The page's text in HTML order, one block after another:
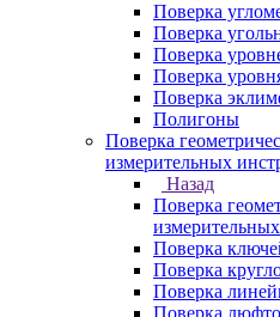
Поверка
Поверка
Поверка
Поверка
Поверка
Полигоны
Поверка
измерительных
Назад
Поверка
Поверка
Поверка
Поверка
Поверка